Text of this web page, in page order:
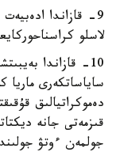
9- قازاندا
لاسلو
10- قازاندا
ساياساتكەرى ماريا
دەموكراتيالىق
قىزمەتى جانە
جولمەن ءوتۋ